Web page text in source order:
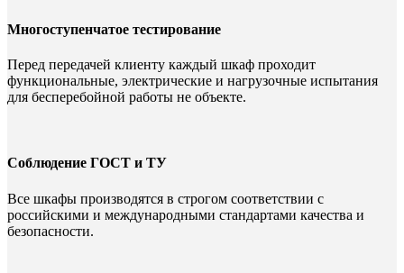
Многоступенчатое тестирование
Перед передачей клиенту каждый шкаф проходит
функциональные, электрические и нагрузочные испытания
для бесперебойной работы не объекте.
Соблюдение ГОСТ и ТУ
Все шкафы производятся в строгом соответствии с
российскими и международными стандартами качества и
безопасности.